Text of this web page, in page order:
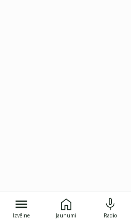
Izvēlne Jaunumi Radio